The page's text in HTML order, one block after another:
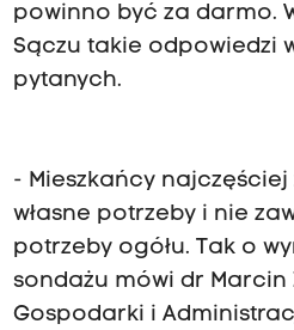
powinno być za darmo.
Sączu takie odpowiedzi
pytanych.
- Mieszkańcy
własne potrzeby i nie
potrzeby ogółu. Tak o
sondażu mówi dr Marcin
Gospodarki i